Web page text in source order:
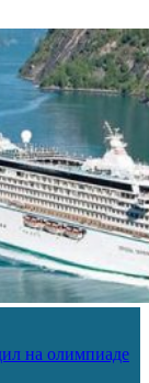
на олимпиаде